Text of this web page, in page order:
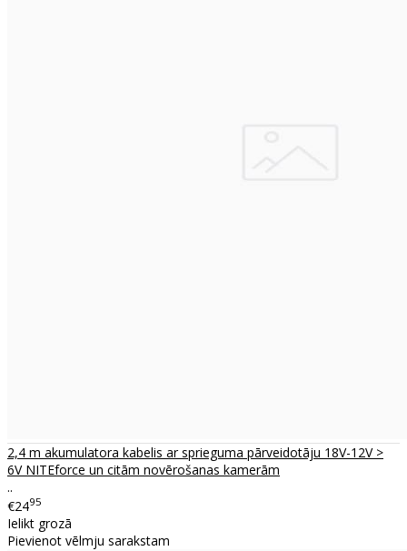
2,4 m akumulatora kabelis ar sprieguma pārveidotāju 18V-12V >
6V NITEforce un citām novērošanas kamerām
..
€2495
Ielikt grozā
Pievienot vēlmju sarakstam